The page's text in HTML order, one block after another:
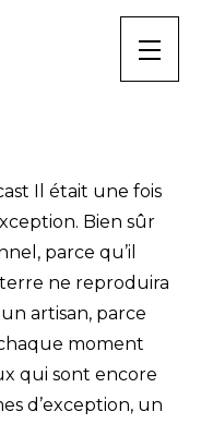
Il était une fois
Bien sûr
parce qu’il
ne reproduira
artisan, parce
moment
qui sont encore
d’exception, un